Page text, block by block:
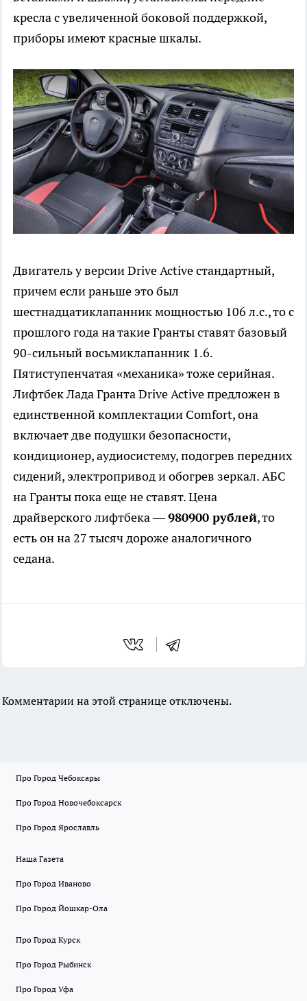
кресла с увеличенной боковой поддержкой,
приборы имеют красные шкалы.
Двигатель у версии Drive Active стандартный,
причем если раньше это был
шестнадцатиклапанник мощностью 106 л.с., то с
прошлого года на такие Гранты ставят базовый
90-сильный восьмиклапанник 1.6.
Пятиступенчатая «механика» тоже серийная.
Лифтбек Лада Гранта Drive Active предложен в
единственной комплектации Comfort, она
включает две подушки безопасности,
кондиционер, аудиосистему, подогрев передних
сидений, электропривод и обогрев зеркал. АБС
на Гранты пока еще не ставят. Цена
драйверского лифтбека —980900 рублей, то
есть он на 27 тысяч дороже аналогичного
седана.
Комментарии на этой странице отключены.
Про Город Чебоксары
Про Город Новочебоксарск
Про Город Ярославль
Наша Газета
Про Город Иваново
Про Город Йошкар-Ола
Про Город Курск
Про Город Рыбинск
Про Город Уфа